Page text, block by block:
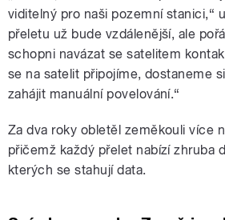
viditelný pro naši pozemní stanici,“
přeletu už bude vzdálenější, ale
schopni navázat se satelitem
se na satelit připojíme, dostaneme
zahájit manuální povelování.“
Za dva roky obletěl zeměkouli více
přičemž každý přelet nabízí zhruba
kterých se stahují data.